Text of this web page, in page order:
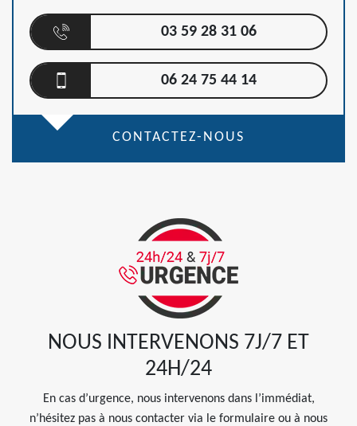
03 59 28 31 06
06 24 75 44 14
CONTACTEZ-NOUS
NOUS INTERVENONS 7J/7 ET
24H/24
En cas d’urgence, nous intervenons dans l’immédiat,
n’hésitez pas à nous contacter via le formulaire ou à nous